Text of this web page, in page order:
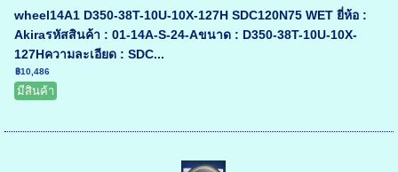
wheel14A1 D350-38T-10U-10X-127H SDC120N75 WET ยี่ห้อ :
Akiraรหัสสินค้า : 01-14A-S-24-Aขนาด : D350-38T-10U-10X-
127Hความละเอียด : SDC...
฿10,486
มีสินค้า